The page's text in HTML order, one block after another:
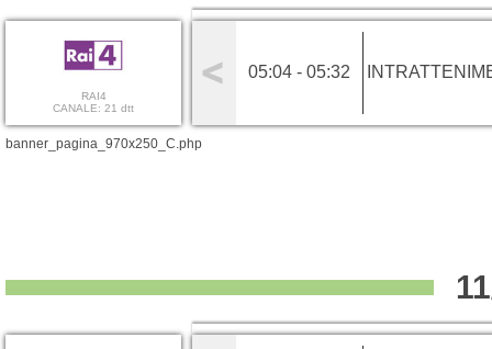
RAI4
CANALE: 21 dtt
05:04 - 05:32
banner_pagina_970x250_C.php